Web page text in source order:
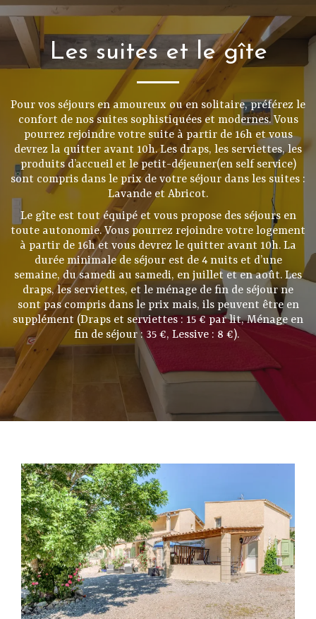
Les suites et le gîte
Pour vos séjours en amoureux ou en solitaire, préférez le
confort de nos suites sophistiquées et modernes. Vous
pourrez rejoindre votre suite à partir de 16h et vous
devrez la quitter avant 10h. Les draps, les serviettes, les
produits d’accueil et le petit-déjeuner(en self service)
sont compris dans le prix de votre séjour dans les suites :
Lavande et Abricot.
Le gîte est tout équipé et vous propose des séjours en
toute autonomie. Vous pourrez rejoindre votre logement
à partir de 16h et vous devrez le quitter avant 10h. La
durée minimale de séjour est de 4 nuits et d’une
semaine, du samedi au samedi, en juillet et en août. Les
draps, les serviettes, et le ménage de fin de séjour ne
sont pas compris dans le prix mais, ils peuvent être en
supplément (Draps et serviettes : 15 € par lit, Ménage en
fin de séjour : 35 €, Lessive : 8 €).